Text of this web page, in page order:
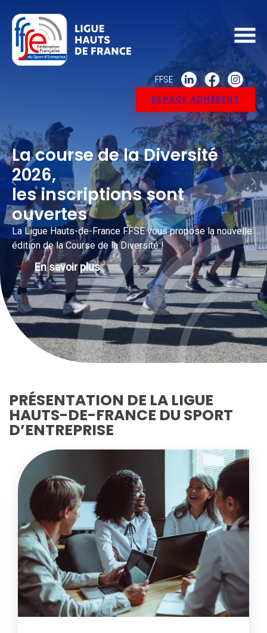
ESPACE ADHÉRENT
FFSE
La course de la Diversité
2026,
les inscriptions sont
ouvertes
La Ligue Hauts-de-France FFSE vous propose la nouvelle
édition de la Course de la Diversité !
En savoir plus
PRÉSENTATION DE LA LIGUE
HAUTS-DE-FRANCE DU SPORT
D’ENTREPRISE